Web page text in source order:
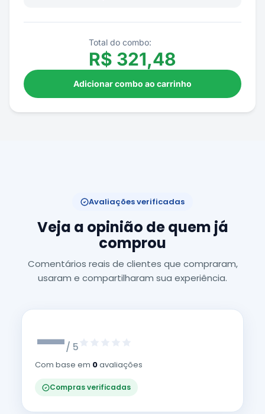
Total do combo:
R$ 321,48
Adicionar combo ao carrinho
Avaliações verificadas
Veja a opinião de quem já
comprou
Comentários reais de clientes que compraram,
usaram e compartilharam sua experiência.
—/ 5
Com base em 0avaliações
Compras verificadas